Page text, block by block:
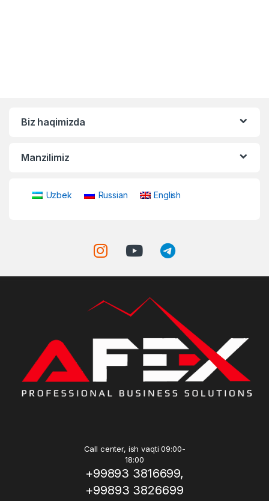
Biz haqimizda
Manzilimiz
Uzbek Russian English
Call center, ish vaqti 09:00-
18:00
+99893 3816699,
+99893 3826699